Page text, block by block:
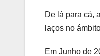
De lá para cá,
laços no
Em Junho de